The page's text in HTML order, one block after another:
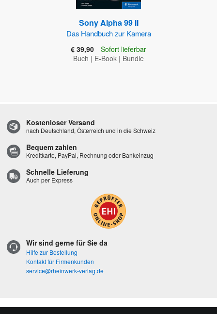
Sony Alpha 99 II
Das Handbuch zur Kamera
€ 39,90
Sofort lieferbar
Buch | E-Book | Bundle
Kostenloser Versand
nach Deutschland, Österreich und in die Schweiz
Bequem zahlen
Kreditkarte, PayPal, Rechnung oder Bankeinzug
Schnelle Lieferung
Auch per Express
Wir sind gerne für Sie da
Hilfe zur Bestellung
Kontakt für Firmenkunden
service@rheinwerk-verlag.de